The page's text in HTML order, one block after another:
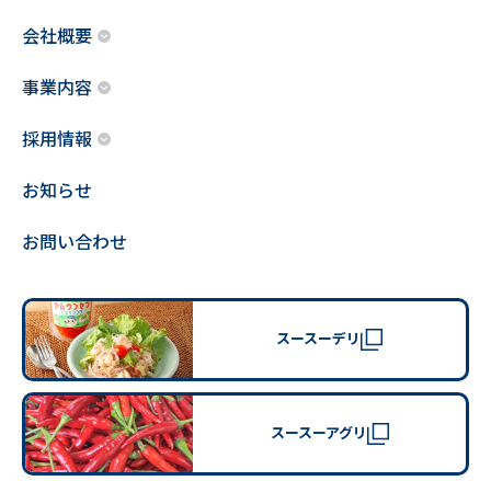
会社概要
事業内容
採用情報
お知らせ
お問い合わせ
スースーデリ
スースーアグリ